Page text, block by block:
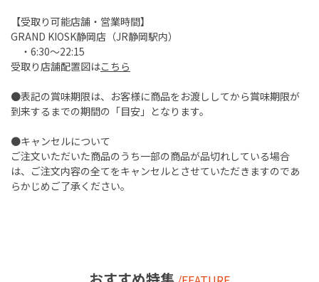
【受取り可能店舗・営業時間】
GRAND KIOSK静岡店（JR静岡駅内）
・6:30～22:15
受取り店舗配置図はこちら
●表記の賞味期限は、お客様に商品をお渡ししてから賞味期限が
到来するまでの期間の「目安」となります。
●キャンセルについて
ご注文いただいた商品のうち一部の商品が品切れしている場合
は、ご注文内容の全てをキャンセルとさせていただきますのであ
らかじめご了承ください。